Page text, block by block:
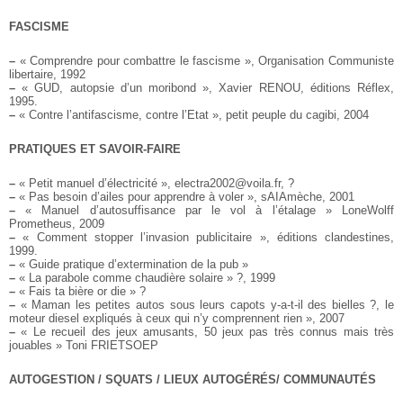
FASCISME
– « Comprendre pour combattre le fascisme », Organisation Communiste
libertaire, 1992
– « GUD, autopsie d’un moribond », Xavier RENOU, éditions Réflex,
1995.
– « Contre l’antifascisme, contre l’Etat », petit peuple du cagibi, 2004
PRATIQUES ET SAVOIR-FAIRE
– « Petit manuel d’électricité », electra2002@voila.fr, ?
– « Pas besoin d’ailes pour apprendre à voler », sAIAmèche, 2001
– « Manuel d’autosuffisance par le vol à l’étalage » LoneWolff
Prometheus, 2009
– « Comment stopper l’invasion publicitaire », éditions clandestines,
1999.
– « Guide pratique d’extermination de la pub »
– « La parabole comme chaudière solaire » ?, 1999
– « Fais ta bière or die » ?
– « Maman les petites autos sous leurs capots y-a-t-il des bielles ?, le
moteur diesel expliqués à ceux qui n’y comprennent rien », 2007
– « Le recueil des jeux amusants, 50 jeux pas très connus mais très
jouables » Toni FRIETSOEP
AUTOGESTION / SQUATS / LIEUX AUTOGÉRÉS/ COMMUNAUTÉS